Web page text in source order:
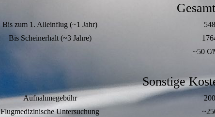
Bis zum 1. Alleinflug (~1 Jahr)
Bis Scheinerhalt (~3 Jahre)
~50 €/
Sonstige
Aufnahmegebühr
Flugmedizinische Untersuchung